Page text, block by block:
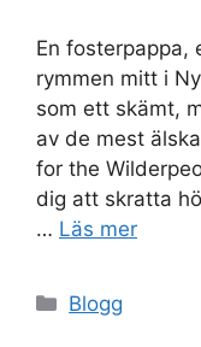
En fosterpappa,
rymmen mitt i
som ett skämt,
av de mest
for the
dig att skratta
… Läs mer
Kategorier
Blogg